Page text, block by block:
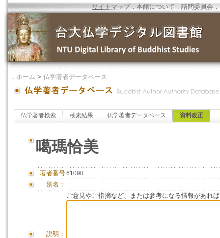
サイトマップ．本館について ．諮問委員会 ．
． ホーム > 仏学著者データベース
仏学著者検索 検索結果 仏学著者データベース 資料改正
噶瑪恰美
著者番号61090
別名：
説明：
ご意見やご指摘など、または参考になる情報があれ